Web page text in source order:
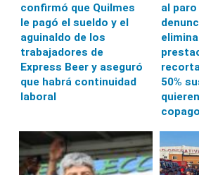
confirmó que Quilmes
le pagó el sueldo y el
aguinaldo de los
trabajadores de
Express Beer y aseguró
que habrá continuidad
laboral
al
50%